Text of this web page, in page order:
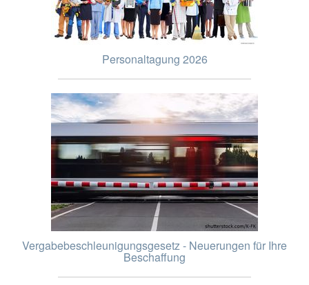
Personaltagung 2026
Vergabebeschleunigungsgesetz - Neuerungen für Ihre
Beschaffung